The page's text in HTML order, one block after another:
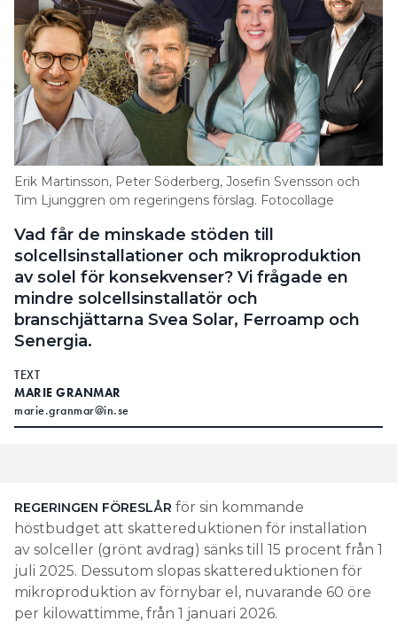
Erik Martinsson, Peter Söderberg, Josefin Svensson och
Tim Ljunggren om regeringens förslag. Fotocollage
Vad får de minskade stöden till
solcellsinstallationer och mikroproduktion
av solel för konsekvenser? Vi frågade en
mindre solcellsinstallatör och
branschjättarna Svea Solar, Ferroamp och
Senergia.
TEXT
MARIE GRANMAR
marie.granmar@in.se
REGERINGEN FÖRESLÅR för sin kommande
höstbudget att skattereduktionen för installation
av solceller (grönt avdrag) sänks till 15 procent från 1
juli 2025. Dessutom slopas skattereduktionen för
mikroproduktion av förnybar el, nuvarande 60 öre
per kilowattimme, från 1 januari 2026.